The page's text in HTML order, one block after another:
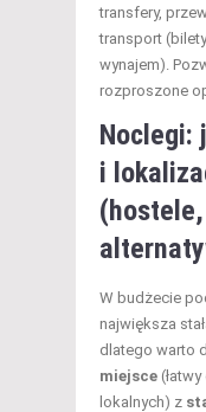
transfery,
transport
wynajem).
rozproszone
Noclegi:
i
W budżecie
największa
dlatego warto
miejsce
lokalnych) z